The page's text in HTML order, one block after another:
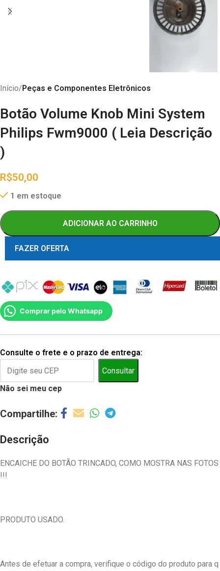
Início Peças e Componentes Eletrônicos
Botão Volume Knob Mini System
Philips Fwm9000 ( Leia Descrição
)
R$50,00
1 em estoque
ADICIONAR AO CARRINHO
FAZER OFERTA
Comprar pelo Whatsapp
Consulte o frete e o prazo de entrega:
Consultar
Não sei meu cep
Descrição
ENCAICHE DO BOTÃO TRINCADO, COMO MOSTRA NAS FOTOS
!!!
PRODUTO USADO.
Antes de efetuar a compra, verifique o código do produto para q